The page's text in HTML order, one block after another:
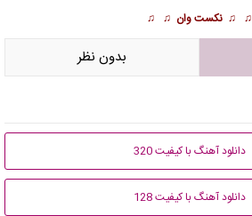
♫ ♫ نکست وان ♫ ♫
بدون نظر
دانلود آهنگ با کیفیت 320
دانلود آهنگ با کیفیت 128